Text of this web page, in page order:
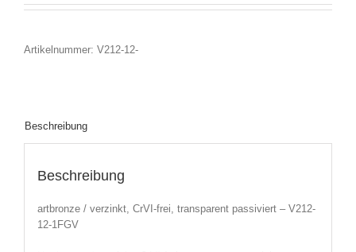
Artikelnummer: V212-12-
Beschreibung
Beschreibung
artbronze / verzinkt, CrVI-frei, transparent passiviert – V212-
12-1FGV